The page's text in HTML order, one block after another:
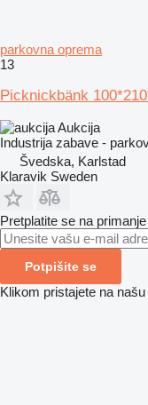
parkovna oprema
13
Picknickbänk
Aukcija
Industrija zabave -
Švedska, Karlstad
Klaravik Sweden
Pretplatite se na
Potpišite se
Klikom pristajete na našu